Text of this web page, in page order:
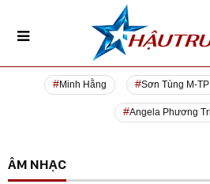
Minh Hằng Sơn Tùng M-TP
Angela Phương
ÂM NHẠC